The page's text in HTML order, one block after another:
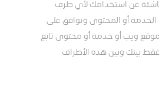
عن استخدامك لأي طرف
الخدمة أو المحتوى وتوافق على
ويب أو خدمة أو محتوى تابع
بينك وبين هذه الأطراف